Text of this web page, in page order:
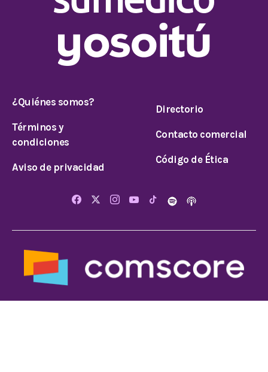
¿Quiénes somos?
Términos y
condiciones
Aviso de privacidad
Directorio
Contacto comercial
Código de Ética